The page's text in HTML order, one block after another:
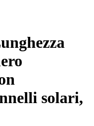
solari,